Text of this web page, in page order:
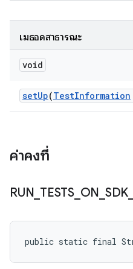
เมธอดสาธารณะ
void
setUp(TestInformation
ค่าคงที่
RUN TESTS_ ON SDK
public static final String